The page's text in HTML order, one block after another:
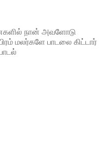
நான் அவளோடு
மலர்களே பாடலை கிட்டார்